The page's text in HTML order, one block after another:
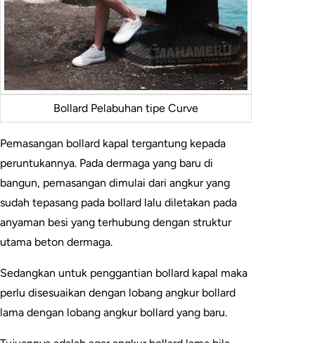
Bollard Pelabuhan tipe Curve
Pemasangan bollard kapal tergantung kepada
peruntukannya. Pada dermaga yang baru di
bangun, pemasangan dimulai dari angkur yang
sudah tepasang pada bollard lalu diletakan pada
anyaman besi yang terhubung dengan struktur
utama beton dermaga.
Sedangkan untuk penggantian bollard kapal maka
perlu disesuaikan dengan lobang angkur bollard
lama dengan lobang angkur bollard yang baru.